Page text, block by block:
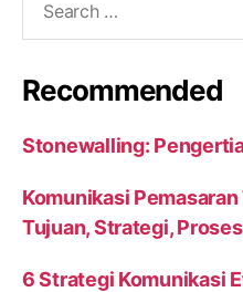
Recommended
Stonewalling:
Komunikasi
Tujuan, Strategi, Proses
6 Strategi Komunikasi